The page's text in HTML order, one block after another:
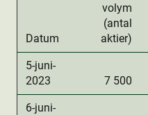
Datum
volym
(antal
aktie­r)
5-juni-
2023
7 500
6-juni-